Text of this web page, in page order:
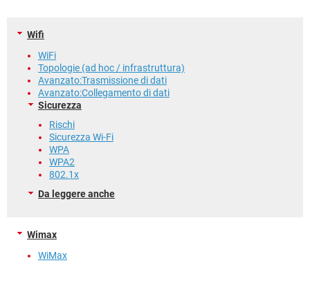
Wifi
WiFi
Topologie (ad hoc / infrastruttura)
Avanzato:Trasmissione di dati
Avanzato:Collegamento di dati
Sicurezza
Rischi
Sicurezza Wi-Fi
WPA
WPA2
802.1x
Da leggere anche
Wimax
WiMax